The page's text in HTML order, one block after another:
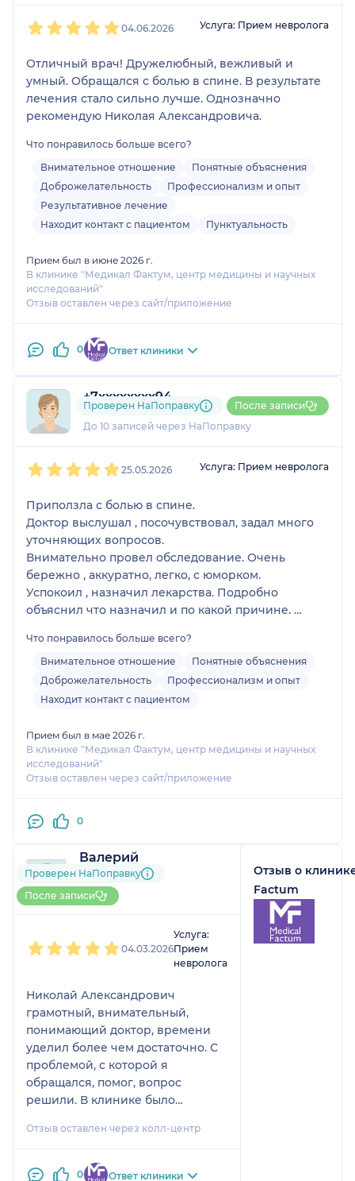
04.06.2026 Услуга: Прием невролога
Отличный врач! Дружелюбный, вежливый и
умный. Обращался с болью в спине. В результате
лечения стало сильно лучше. Однозначно
рекомендую Николая Александровича.
Что понравилось больше всего?
Внимательное отношение
Понятные объяснения
Доброжелательность
Профессионализм и опыт
Результативное лечение
Находит контакт с пациентом
Пунктуальность
Прием был в июне 2026 г.
В клинике "Медикал Фактум, центр медицины и научных
исследований"
Отзыв оставлен через сайт/приложение
0 Ответ клиники
+7xxxxxxxx94
3 отзыва
До 10 записей через НаПоправку
Проверен НаПоправку После записи
25.05.2026 Услуга: Прием невролога
Приползла с болью в спине.
Доктор выслушал , посочувствовал, задал много
уточняющих вопросов.
Внимательно провел обследование. Очень
бережно , аккуратно, легко, с юморком.
Успокоил , назначил лекарства. Подробно
объяснил что назначил и по какой причине.
Эмпатия, спокойствие и профессионализм 💚
Благодарю за прием! Буду рекомендовать
друзьям.
Что понравилось больше всего?
Внимательное отношение
Понятные объяснения
Доброжелательность
Профессионализм и опыт
Находит контакт с пациентом
Прием был в мае 2026 г.
В клинике "Медикал Фактум, центр медицины и научных
исследований"
Отзыв оставлен через сайт/приложение
0
Валерий
1 отзыв
До 5 записей через
НаПоправку
Проверен НаПоправку
После записи
04.03.2026
Услуга:
Прием
невролога
Николай Александрович
грамотный, внимательный,
понимающий доктор, времени
уделил более чем достаточно. С
проблемой, с которой я
обращался, помог, вопрос
решили. В клинике было
без очередей.
Отзыв оставлен через колл-центр
0 Ответ клиники
Отзыв о
Factum